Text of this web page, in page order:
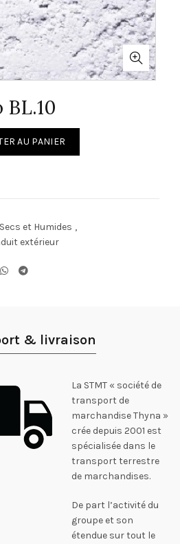
AU PANIER
et Humides ,
extérieur
& livraison
La STMT « société de
transport de
marchandise Thyna »
crée depuis 2001 est
spécialisée dans le
transport terrestre
de marchandises.
De part l’activité du
groupe et son
étendue sur tout le